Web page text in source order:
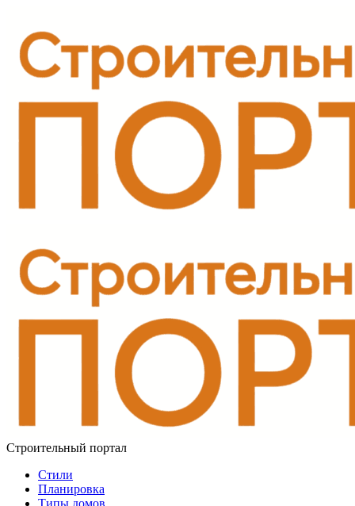
Строительный портал
Стили
Планировка
Типы домов